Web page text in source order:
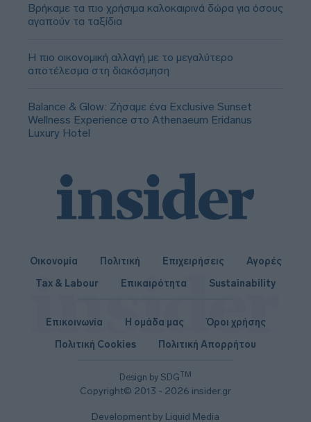
Βρήκαμε τα πιο χρήσιμα καλοκαιρινά δώρα για όσους
αγαπούν τα ταξίδια
Η πιο οικονομική αλλαγή με το μεγαλύτερο
αποτέλεσμα στη διακόσμηση
Balance & Glow: Ζήσαμε ένα Exclusive Sunset
Wellness Experience στο Athenaeum Eridanus
Luxury Hotel
Οικονομία Πολιτική Επιχειρήσεις
Αγορές
Tax & Labour
Επικαιρότητα Sustainability
Design by SDGTM
Copyright© 2013 - 2026 insider.gr
Επικοινωνία Η ομάδα μας
Όροι χρήσης
Πολιτική Cookies
Πολιτική Απορρήτου
Development by Liquid Media